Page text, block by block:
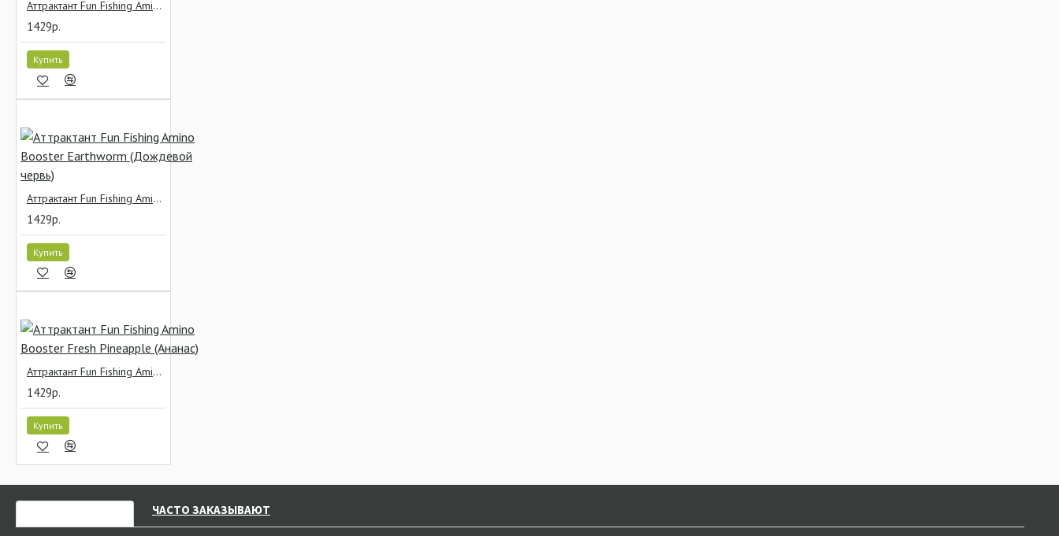
Аттрактант Fun Fishing Amino Booster Cream & Cranberry (Крем & Клюква)
1429р.
Купить
Аттрактант Fun Fishing Amino Booster Earthworm (Дождевой червь)
1429р.
Купить
Аттрактант Fun Fishing Amino Booster Fresh Pineapple (Ананас)
1429р.
Купить
ЧАСТО ЗАКАЗЫВАЮТ